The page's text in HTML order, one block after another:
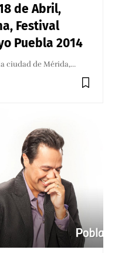
de Abril,
Festival
Puebla 2014
ciudad de Mérida,…